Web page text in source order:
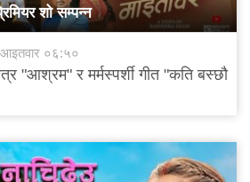
शो सम्पन्न
०६:५०
"आश्रम" र मर्मस्पर्शी गीत "कति बस्छौ